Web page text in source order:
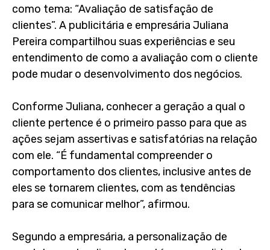
como tema: “Avaliação de satisfação de
clientes”. A publicitária e empresária Juliana
Pereira compartilhou suas experiências e seu
entendimento de como a avaliação com o cliente
pode mudar o desenvolvimento dos negócios.
Conforme Juliana, conhecer a geração a qual o
cliente pertence é o primeiro passo para que as
ações sejam assertivas e satisfatórias na relação
com ele. “É fundamental compreender o
comportamento dos clientes, inclusive antes de
eles se tornarem clientes, com as tendências
para se comunicar melhor”, afirmou.
Segundo a empresária, a personalização de